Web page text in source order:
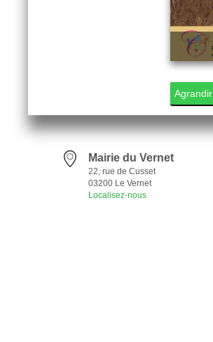
Agrandir
Mairie du Vernet
22, rue de Cusset
03200 Le Vernet
Localisez-nous